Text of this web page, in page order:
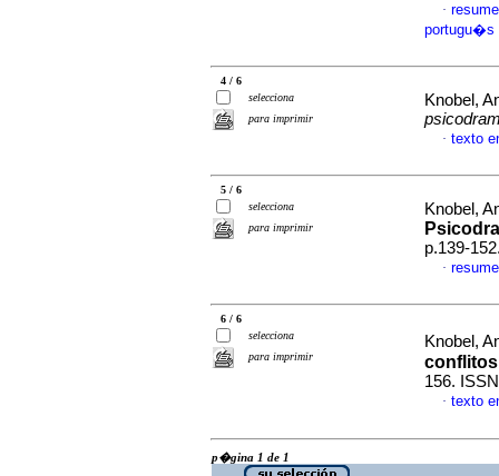
·
portugu�s
4 / 6
selecciona
para imprimir
Knobel,
· texto
5 / 6
selecciona
para imprimir
Knobel,
p.139-
·
6 / 6
selecciona
para imprimir
Knobel,
conflitos
156.
· texto
p�gina 1 de 1